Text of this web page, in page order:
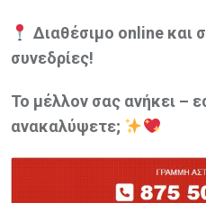
Διαθέσιμο online και
συνεδρίες!
Το μέλλον σας ανήκει –
ανακαλύψετε;